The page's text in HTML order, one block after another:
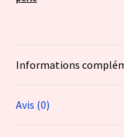
Informations
Avis (0)